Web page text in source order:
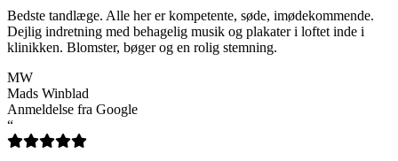
Bedste tandlæge. Alle her er kompetente, søde, imødekommende.
Dejlig indretning med behagelig musik og plakater i loftet inde i
klinikken. Blomster, bøger og en rolig stemning.
MW
Mads Winblad
Anmeldelse fra Google
“